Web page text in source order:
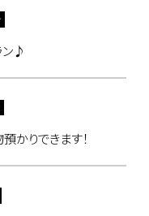
ン♪
かりできます！